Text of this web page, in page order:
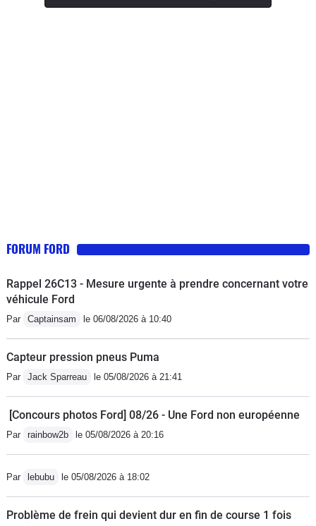
moyenne de 16Kwh/100km (inférieur aux données
dit que je recharge 27kw/h en environ 2h30 (ce qui
d'environ 4.5euro par jour/pour 180km.Les aides à la
conduite, c'est une horreur, elles sont bien trop
régulateur avec maintiens de voies, la voiture va même
jusqu'à couper des virages et lignes blanches si on ne
retient pas fermement le volant. Si une voiture qui est
devant vous a moins de 50m et que celle-ci tourne
sans mettre de clignotant, le Mach-e affiche une alerte
collision sur le tableau de bord (de même si la caméra
FORUM FORD
Rappel 26C13 - Mesure urgente à prendre concernant votre
véhicule Ford
Par Captainsam le 06/08/2026 à 10:40
Capteur pression pneus Puma
Par Jack Sparreau le 05/08/2026 à 21:41
[Concours photos Ford] 08/26 - Une Ford non européenne
Par rainbow2b le 05/08/2026 à 20:16
Par lebubu le 05/08/2026 à 18:02
Problème de frein qui devient dur en fin de course 1 fois